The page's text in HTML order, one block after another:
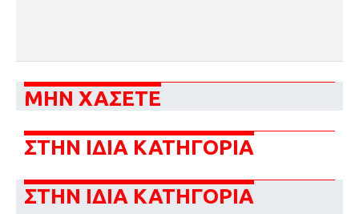
ΜΗΝ ΧΑΣΕΤΕ
ΣΤΗΝ ΙΔΙΑ ΚΑΤΗΓΟΡΙΑ
ΣΤΗΝ ΙΔΙΑ ΚΑΤΗΓΟΡΙΑ